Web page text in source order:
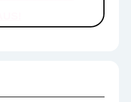
bis hin zu ausgefallen
Lasurtechnik, Spacht